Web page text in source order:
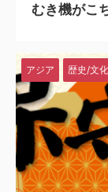
むき機がこ
アジア 歴史/文